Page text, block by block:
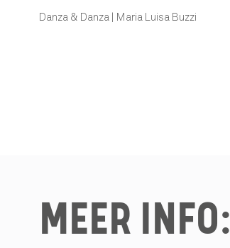
Danza & Danza | Maria Luisa Buzzi
MEER INFO: